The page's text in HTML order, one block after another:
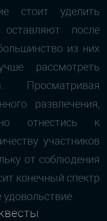
стоит уделить
после
из них
рассмотреть
Просматривая
развлечения,
отнестись к
участников
от соблюдения
конечный спектр